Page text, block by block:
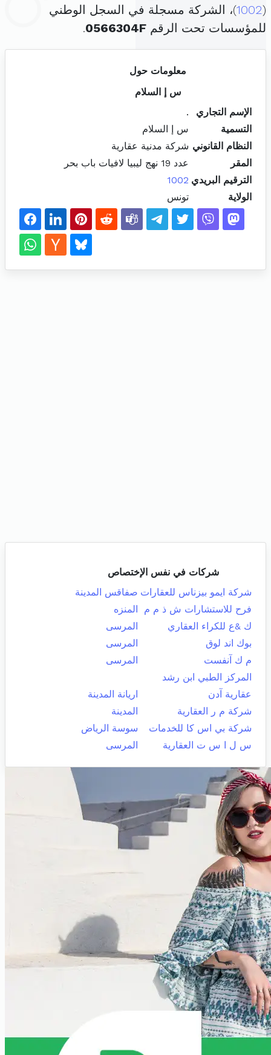
(
1002)، الشركة مسجلة في السجل الوطني
للمؤسسات تحت الرقم 0566304F
.
معلومات حول
س إ السلام
الإسم التجاري
.
التسمية
س إ السلام
النظام القانوني شركة مدنية عقارية
المقر
عدد 19 نهج ليبيا لافيات باب بحر
الترقيم البريدي 1002
الولاية
تونس
شركات في نفس الإختصاص
شركة ايمو بيزناس للعقارات صفاقس المدينة
فرح للاستشارات ش ذ م م
المنزه
ك &ع للكراء العقاري
المرسى
بوك اند لوق
المرسى
م ك آنفست
المرسى
المركز الطبي ابن رشد
عقارية آدن
اريانة المدينة
شركة م ر العقارية
المدينة
شركة بي اس كا للخدمات
سوسة الرياض
س ل ا س ت العقارية
المرسى